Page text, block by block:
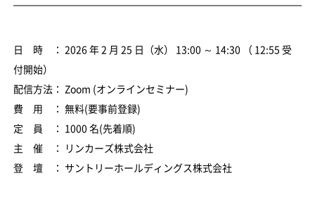
日 時 ： 2026 年 2 月 25 日（水） 13:00 ～ 14:30 （ 12:55 受
付開始）
配信方法： Zoom (オンラインセミナー)
費 用 ： 無料(要事前登録)
定 員 ： 1000 名(先着順)
主 催 ： リンカーズ株式会社
登 壇 ： サントリーホールディングス株式会社